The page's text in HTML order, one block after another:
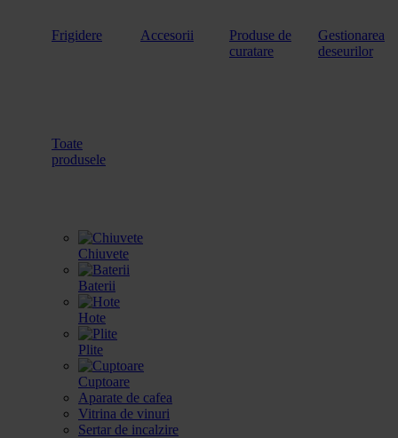
Frigidere Accesorii
Produse de
curatare
Gestionarea
deseurilor
Toate
produsele
Chiuvete
Baterii
Hote
Plite
Cuptoare
Aparate de cafea
Vitrina de vinuri
Sertar de incalzire